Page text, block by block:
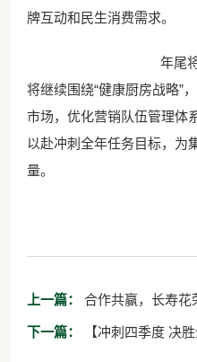
牌互动和民生消费需求。
年尾将
将继续围绕“健康厨房战略”
市场，优化营销队伍管理体
以赴冲刺全年任务目标，为
量。
上一篇：
会“优秀合作奖”
下一篇：